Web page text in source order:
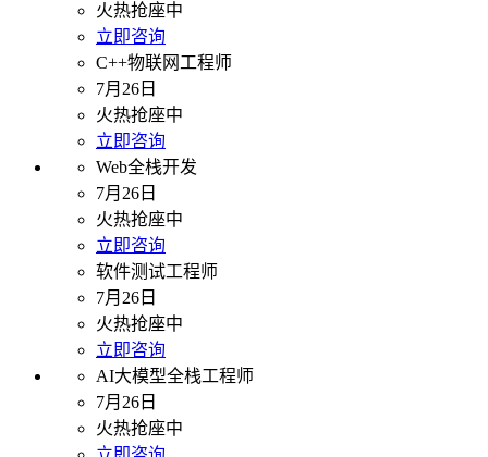
火热抢座中
立即咨询
C++物联网工程师
7月26日
火热抢座中
立即咨询
Web全栈开发
7月26日
火热抢座中
立即咨询
软件测试工程师
7月26日
火热抢座中
立即咨询
AI大模型全栈工程师
7月26日
火热抢座中